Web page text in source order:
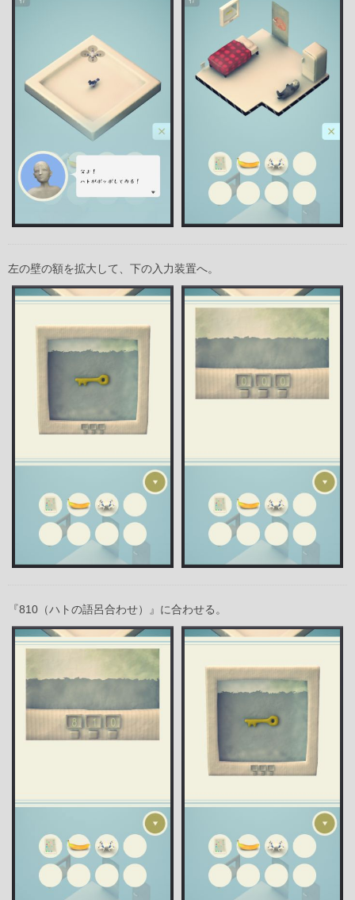
左の壁の額を拡大して、下の入力装置へ。
『810（ハトの語呂合わせ）』に合わせる。